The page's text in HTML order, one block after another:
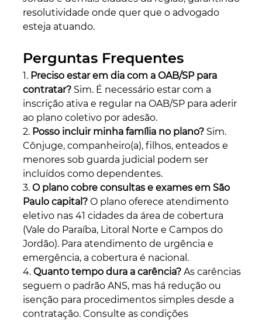
resolutividade onde quer que o advogado
esteja atuando.
Perguntas Frequentes
1. Preciso estar em dia com a OAB/SP para
contratar? Sim. É necessário estar com a
inscrição ativa e regular na OAB/SP para aderir
ao plano coletivo por adesão.
2. Posso incluir minha família no plano? Sim.
Cônjuge, companheiro(a), filhos, enteados e
menores sob guarda judicial podem ser
incluídos como dependentes.
3. O plano cobre consultas e exames em São
Paulo capital? O plano oferece atendimento
eletivo nas 41 cidades da área de cobertura
(Vale do Paraíba, Litoral Norte e Campos do
Jordão). Para atendimento de urgência e
emergência, a cobertura é nacional.
4. Quanto tempo dura a carência? As carências
seguem o padrão ANS, mas há redução ou
isenção para procedimentos simples desde a
contratação. Consulte as condições